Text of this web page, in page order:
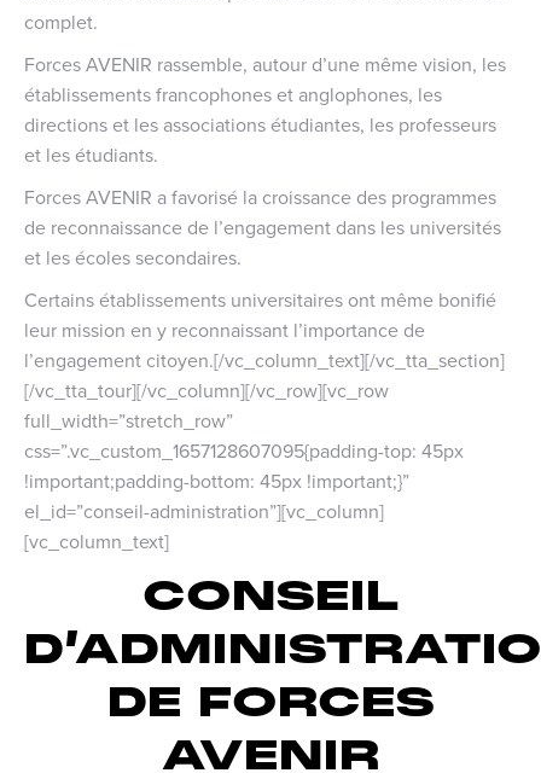
complet.
Forces AVENIR rassemble, autour d’une même vision, les
établissements francophones et anglophones, les
directions et les associations étudiantes, les professeurs
et les étudiants.
Forces AVENIR a favorisé la croissance des programmes
de reconnaissance de l’engagement dans les universités
et les écoles secondaires.
Certains établissements universitaires ont même bonifié
leur mission en y reconnaissant l’importance de
l’engagement citoyen.[/vc_column_text][/vc_tta_section]
[/vc_tta_tour][/vc_column][/vc_row][vc_row
full_width=”stretch_row”
css=”.vc_custom_1657128607095{padding-top: 45px
!important;padding-bottom: 45px !important;}”
el_id=”conseil-administration”][vc_column]
[vc_column_text]
CONSEIL
DE FORCES
AVENIR